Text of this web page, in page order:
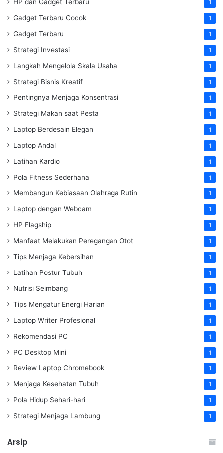
HP dan Gadget Terbaru 1
Gadget Terbaru Cocok 1
Gadget Terbaru 1
Strategi Investasi 1
Langkah Mengelola Skala Usaha 1
Strategi Bisnis Kreatif 1
Pentingnya Menjaga Konsentrasi 1
Strategi Makan saat Pesta 1
Laptop Berdesain Elegan 1
Laptop Andal 1
Latihan Kardio 1
Pola Fitness Sederhana 1
Membangun Kebiasaan Olahraga Rutin 1
Laptop dengan Webcam 1
HP Flagship 1
Manfaat Melakukan Peregangan Otot 1
Tips Menjaga Kebersihan 1
Latihan Postur Tubuh 1
Nutrisi Seimbang 1
Tips Mengatur Energi Harian 1
Laptop Writer Profesional 1
Rekomendasi PC 1
PC Desktop Mini 1
Review Laptop Chromebook 1
Menjaga Kesehatan Tubuh 1
Pola Hidup Sehari-hari 1
Strategi Menjaga Lambung 1
Arsip